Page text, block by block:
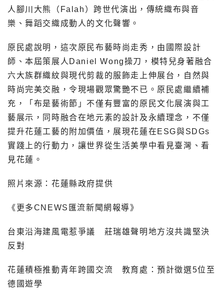
人腳川大熊（Falah）跨世代演出，傳統織布與音
樂、舞蹈交織成動人的文化聲響。
原民處說明，這次原民布藝時尚走秀，由國際設計
師、本屆策展人Daniel Wong操刀，模特兒身著融合
六大族群織紋與現代剪裁的服飾走上伸展台，自然與
時尚完美交融，令現場觀眾驚艷不已。原民處繼續補
充，「布是藝術節」不僅有豐富的原民文化展演與工
藝展示，同時融合在地元素的設計及永續理念，不僅
提升花蓮工藝的附加價值，展現花蓮在ESG與SDGs
實踐上的行動力，讓世界從生活美學中看見臺灣、看
見花蓮。
照片來源：花蓮縣政府提供
《更多CNEWS匯流新聞網報導》
台東沿海建風電惹爭議 莊瑞雄聲明地方沒共識堅決
反對
花蓮積極推動青年跨國交流 教育處：預計徵選5位至
德國遊學